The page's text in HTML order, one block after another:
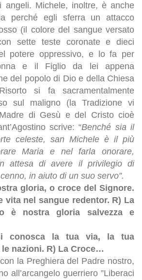
angeli. Michele, inoltre, è anche
perché egli sferra un attacco
(il colore del sangue versato
sette teste coronate e dieci
potere oppressivo, e lo fa per
e il Figlio da lei appena
del popolo di Dio e della Chiesa
si fa sacramentalmente
sul maligno (la Tradizione vi
di Gesù e del Cristo cioè
scrive: “Benché sia il
celeste, san Michele è il più
Maria e nel farla onorare,
attesa di avere il privilegio di
in aiuto di un suo servo”.
gloria, o croce del Signore.
vita nel sangue redentor. R) La
è nostra gloria salvezza e
conosca la tua via, la tua
nazioni. R) La Croce…
la Preghiera del Padre nostro,
all’arcangelo guerriero ”Liberaci